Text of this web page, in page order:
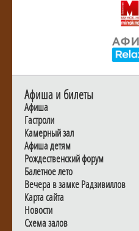
Афиша и билеты
Афиша
Гастроли
Камерный зал
Афиша детям
Рождественский форум
Балетное лето
Вечера в замке Радзивиллов
Карта сайта
Новости
Схема залов